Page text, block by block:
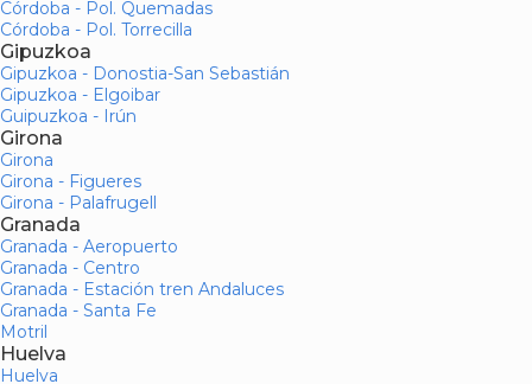
Córdoba - Pol. Quemadas
Córdoba - Pol. Torrecilla
Gipuzkoa
Gipuzkoa - Donostia-San Sebastián
Gipuzkoa - Elgoibar
Guipuzkoa - Irún
Girona
Girona
Girona - Figueres
Girona - Palafrugell
Granada
Granada - Aeropuerto
Granada - Centro
Granada - Estación tren Andaluces
Granada - Santa Fe
Motril
Huelva
Huelva